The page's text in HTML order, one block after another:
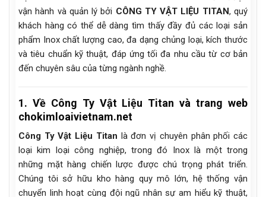
vận hành và quản lý bởi CÔNG TY VẬT LIỆU TITAN, quý
khách hàng có thể dễ dàng tìm thấy đầy đủ các loại sản
phẩm Inox chất lượng cao, đa dạng chủng loại, kích thước
và tiêu chuẩn kỹ thuật, đáp ứng tối đa nhu cầu từ cơ bản
đến chuyên sâu của từng ngành nghề.
1. Về Công Ty Vật Liệu Titan và trang web
chokimloaivietnam.net
Công Ty Vật Liệu Titan là đơn vị chuyên phân phối các
loại kim loại công nghiệp, trong đó Inox là một trong
những mặt hàng chiến lược được chú trọng phát triển.
Chúng tôi sở hữu kho hàng quy mô lớn, hệ thống vận
chuyển linh hoạt cùng đội ngũ nhân sự am hiểu kỹ thuật,